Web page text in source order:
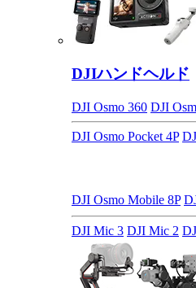
DJIハンドヘルド
DJI Osmo 360 DJI
DJI Osmo Pocket 4P
DJI Osmo Mobile 8P
DJI Mic 3 DJI Mic 2